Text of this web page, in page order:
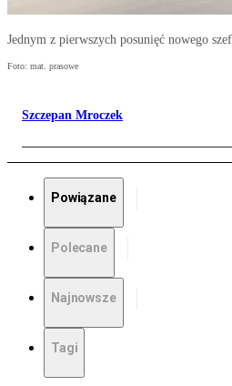
Jednym z pierwszych posunięć nowego
Foto: mat. prasowe
Szczepan Mroczek
Powiązane
Polecane
Najnowsze
Tagi